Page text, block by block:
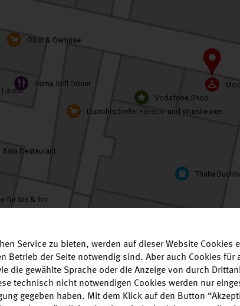
Asia Restaurant
Laube
Dürröhrsdorfer Fleisch- und Wurstwaren
Obst & Gemüse
Sema Grill Döner
für Sie & Ihn
Thalia
Vodafone Shop
Service zu bieten, werden auf dieser Website Cookies
Betrieb der Seite notwendig sind. Aber auch Cookies für
die gewählte Sprache oder die Anzeige von durch
technisch nicht notwendigen Cookies werden nur
gegeben haben. Mit dem Klick auf den Button